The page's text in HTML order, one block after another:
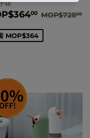
錶
$36400 MOP
正常價格
MOP$72800
MOP$364